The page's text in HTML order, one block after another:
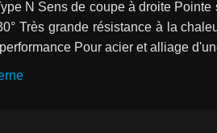
N Sens de coupe à droite
Très grande résistance à la
Pour acier et alliage